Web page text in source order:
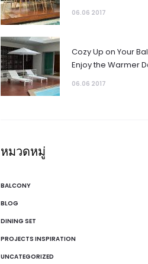
06.06 2017
Cozy Up on Your
Enjoy the Warmer
06.06 2017
หมวดหมู่
BALCONY
BLOG
DINING SET
PROJECTS INSPIRATION
UNCATEGORIZED